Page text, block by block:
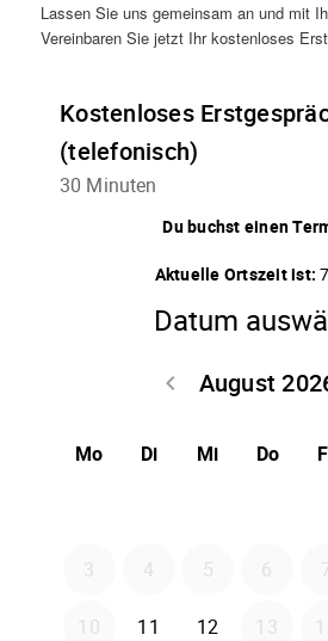
Lassen Sie uns gemeinsam an und mit
Vereinbaren Sie jetzt Ihr kostenloses